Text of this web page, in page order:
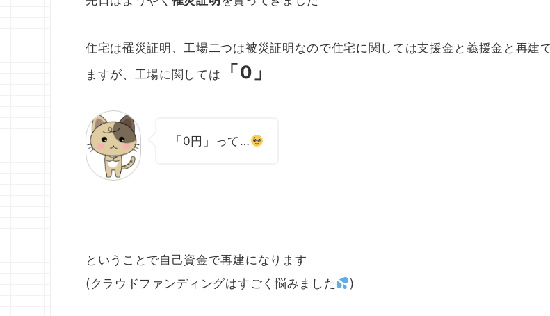
住宅は罹災証明、工場二つは被災証明なので住宅に関しては支援金と義援金と再建
ますが、工場に関しては
「0」
「0円」って…
ということで自己資金で再建になります
(クラウドファンディングはすごく悩みました
)